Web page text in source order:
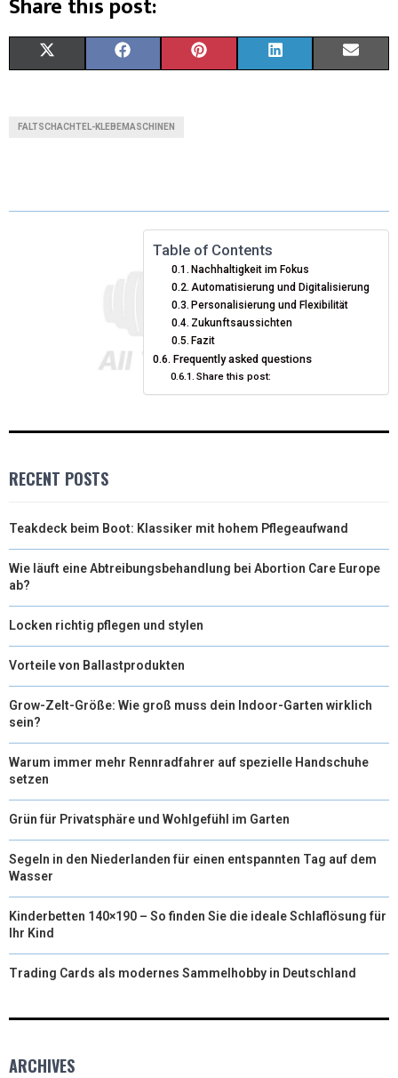
T O R
E
S
T
D
N
FALTSCHACHTEL-KLEBEMASCHINEN
Table of Contents
Nachhaltigkeit im Fokus
Automatisierung und Digitalisierung
Personalisierung und Flexibilität
Zukunftsaussichten
Fazit
Frequently asked questions
Share this post:
RECENT POSTS
Teakdeck beim Boot: Klassiker mit hohem Pflegeaufwand
Wie läuft eine Abtreibungsbehandlung bei Abortion Care Europe
ab?
Locken richtig pflegen und stylen
Vorteile von Ballastprodukten
Grow-Zelt-Größe: Wie groß muss dein Indoor-Garten wirklich
sein?
Warum immer mehr Rennradfahrer auf spezielle Handschuhe
setzen
Grün für Privatsphäre und Wohlgefühl im Garten
Segeln in den Niederlanden für einen entspannten Tag auf dem
Wasser
Kinderbetten 140×190 – So finden Sie die ideale Schlaflösung für
Ihr Kind
Trading Cards als modernes Sammelhobby in Deutschland
ARCHIVES